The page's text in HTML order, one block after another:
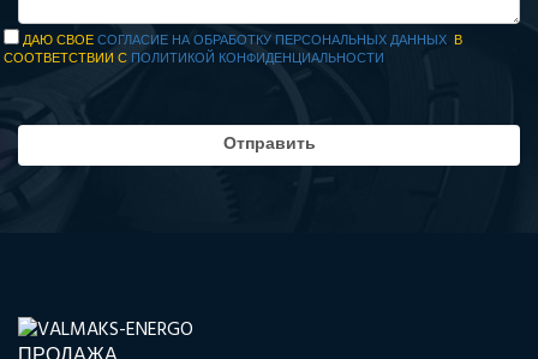
ДАЮ СВОЕСОГЛАСИЕ НА ОБРАБОТКУ ПЕРСОНАЛЬНЫХ ДАННЫХ В
СООТВЕТСТВИИ СПОЛИТИКОЙ КОНФИДЕНЦИАЛЬНОСТИ